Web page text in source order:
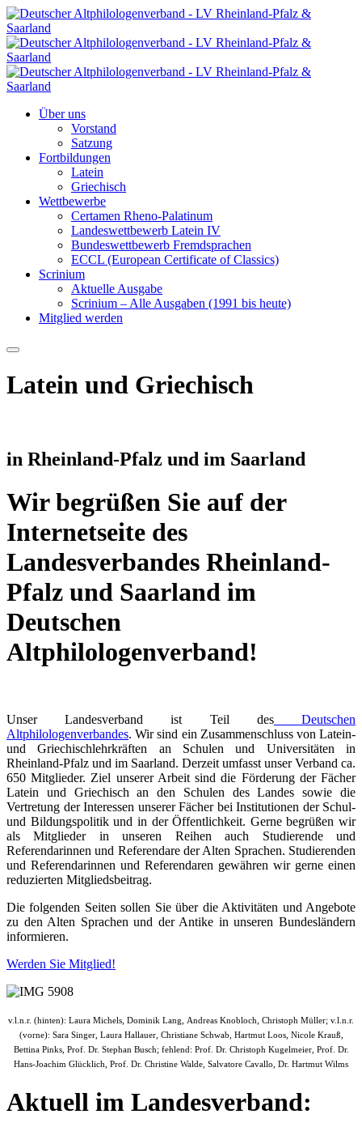
Über uns
Vorstand
Satzung
Fortbildungen
Latein
Griechisch
Wettbewerbe
Certamen Rheno-Palatinum
Landeswettbewerb Latein IV
Bundeswettbewerb Fremdsprachen
ECCL (European Certificate of Classics)
Scrinium
Aktuelle Ausgabe
Scrinium – Alle Ausgaben (1991 bis heute)
Mitglied werden
Latein und Griechisch
in Rheinland-Pfalz und im Saarland
Wir begrüßen Sie auf der
Internetseite des
Landesverbandes Rheinland-
Pfalz und Saarland im
Deutschen
Altphilologenverband!
Unser Landesverband ist Teil desDeutschen
Altphilologenverbandes. Wir sind ein Zusammenschluss von Latein-
und Griechischlehrkräften an Schulen und Universitäten in
Rheinland-Pfalz und im Saarland. Derzeit umfasst unser Verband ca.
650 Mitglieder. Ziel unserer Arbeit sind die Förderung der Fächer
Latein und Griechisch an den Schulen des Landes sowie die
Vertretung der Interessen unserer Fächer bei Institutionen der Schul-
und Bildungspolitik und in der Öffentlichkeit. Gerne begrüßen wir
als Mitglieder in unseren Reihen auch Studierende und
Referendarinnen und Referendare der Alten Sprachen. Studierenden
und Referendarinnen und Referendaren gewähren wir gerne einen
reduzierten Mitgliedsbeitrag.
Die folgenden Seiten sollen Sie über die Aktivitäten und Angebote
zu den Alten Sprachen und der Antike in unseren Bundesländern
informieren.
Werden Sie Mitglied!
v.l.n.r. (hinten): Laura Michels, Dominik Lang, Andreas Knobloch, Christoph Müller; v.l.n.r.
(vorne): Sara Singer, Laura Hallauer, Christiane Schwab, Hartmut Loos, Nicole Krauß,
Bettina Pinks, Prof. Dr. Stephan Busch; fehlend: Prof. Dr. Christoph Kugelmeier, Prof. Dr.
Hans-Joachim Glücklich,
Prof. Dr. Christine Walde, Salvatore Cavallo, Dr. Hartmut Wilms
Aktuell im Landesverband: